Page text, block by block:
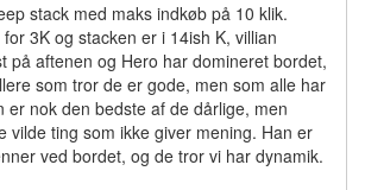
stack med maks indkøb på 10 klik.
3K og stacken er i 14ish K, villian
på aftenen og Hero har domineret bordet,
som tror de er gode, men som alle har
er nok den bedste af de dårlige, men
vilde ting som ikke giver mening. Han er
ved bordet, og de tror vi har dynamik.